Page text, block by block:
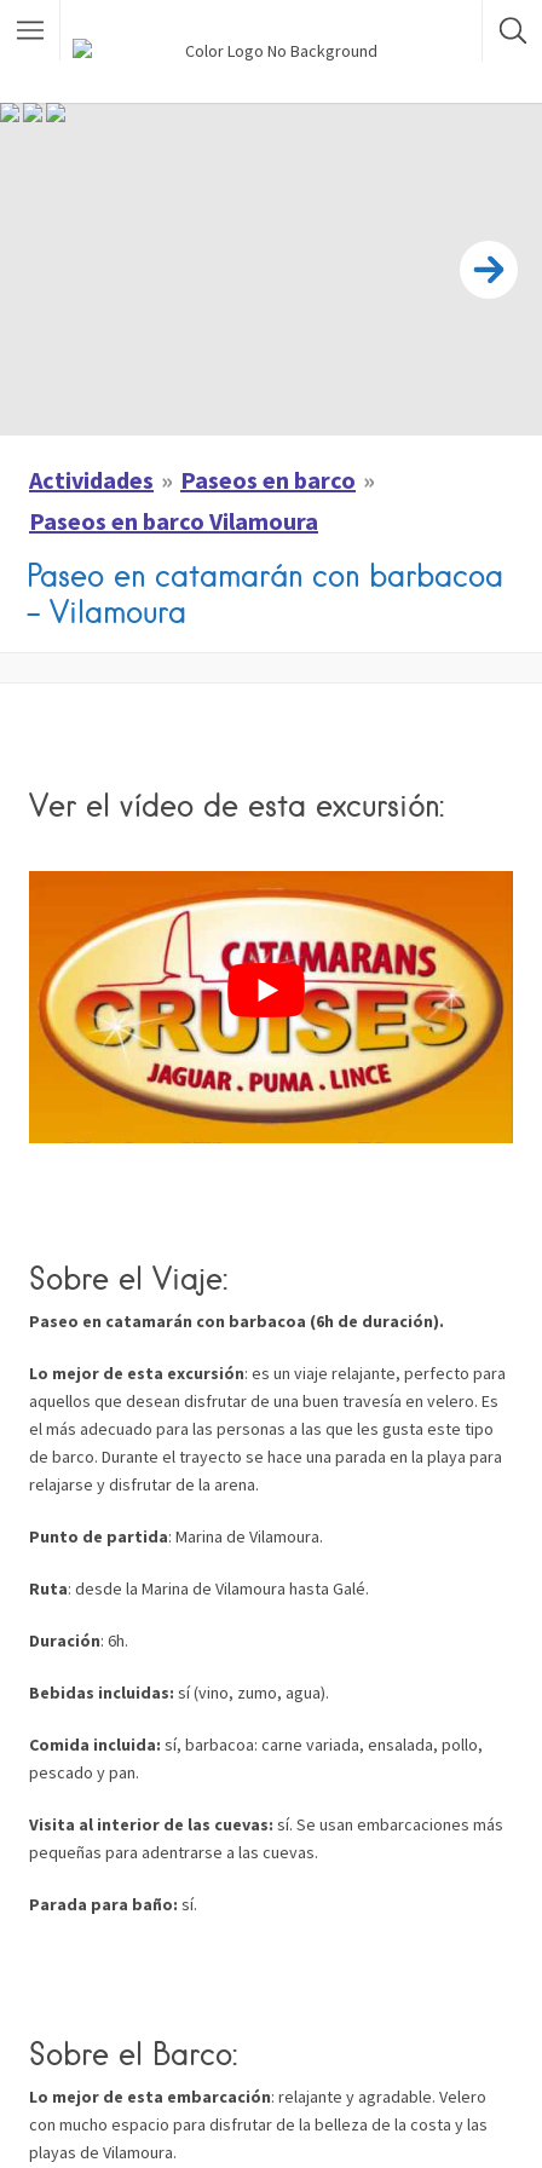
Actividades
Paseos en barco
Paseos en barco Vilamoura
Paseo en catamarán con barbacoa
– Vilamoura
Ver el vídeo de esta excursión:
Sobre el Viaje:
Paseo en catamarán con barbacoa (6h de duración).
Lo mejor de esta excursión: es un viaje relajante, perfecto para
aquellos que desean disfrutar de una buen travesía en velero. Es
el más adecuado para las personas a las que les gusta este tipo
de barco. Durante el trayecto se hace una parada en la playa para
relajarse y disfrutar de la arena.
Punto de partida: Marina de Vilamoura.
Ruta: desde la Marina de Vilamoura hasta Galé.
Duración: 6h.
Bebidas incluidas: sí (vino, zumo, agua).
Comida incluida: sí, barbacoa: carne variada, ensalada, pollo,
pescado y pan.
Visita al interior de las cuevas: sí. Se usan embarcaciones más
pequeñas para adentrarse a las cuevas.
Parada para baño: sí.
Sobre el Barco:
Lo mejor de esta embarcación: relajante y agradable. Velero
con mucho espacio para disfrutar de la belleza de la costa y las
playas de Vilamoura.